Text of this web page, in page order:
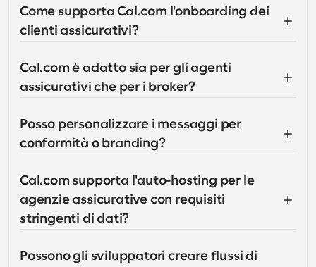
Come supporta Cal.com l'onboarding dei
clienti assicurativi?
Cal.com è adatto sia per gli agenti
assicurativi che per i broker?
Posso personalizzare i messaggi per
conformità o branding?
Cal.com supporta l'auto-hosting per le
agenzie assicurative con requisiti
stringenti di dati?
Possono gli sviluppatori creare flussi di